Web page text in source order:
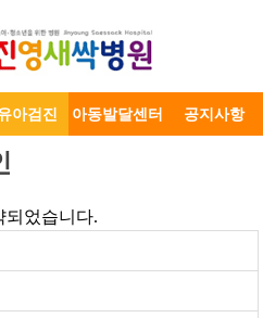
아검진 아동발달센터 공지사항
되었습니다.